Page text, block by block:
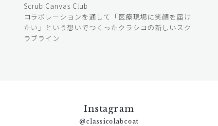
Scrub Canvas Club
コラボレーションを通して「医療現場に笑顔を届け
たい」という想いでつくったクラシコの新しいスク
ラブライン
Instagram
@classicolabcoat